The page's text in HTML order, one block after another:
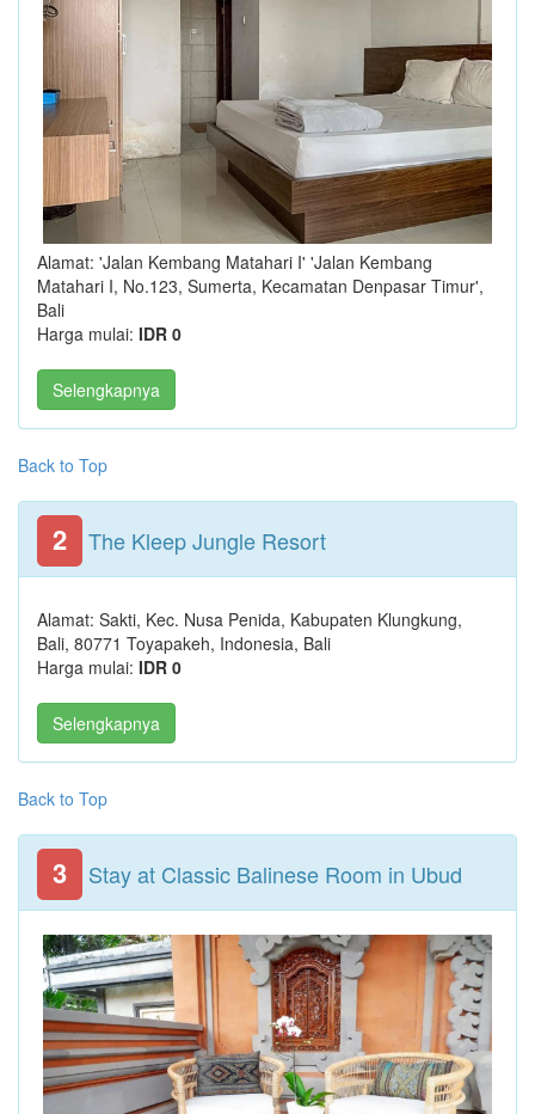
Alamat: 'Jalan Kembang Matahari I' 'Jalan Kembang
Matahari I, No.123, Sumerta, Kecamatan Denpasar Timur',
Bali
Harga mulai: IDR 0
Selengkapnya
Back to Top
2 The Kleep Jungle Resort
Alamat: Sakti, Kec. Nusa Penida, Kabupaten Klungkung,
Bali, 80771 Toyapakeh, Indonesia, Bali
Harga mulai: IDR 0
Selengkapnya
Back to Top
3 Stay at Classic Balinese Room in Ubud